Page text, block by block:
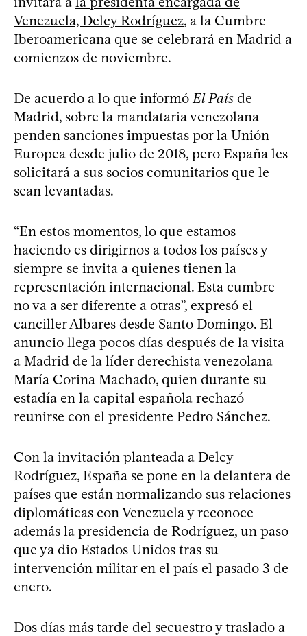
Venezuela, Delcy Rodríguez, a la Cumbre
Iberoamericana que se celebrará en Madrid a
comienzos de noviembre.
De acuerdo a lo que informó El País de
Madrid, sobre la mandataria venezolana
penden sanciones impuestas por la Unión
Europea desde julio de 2018, pero España les
solicitará a sus socios comunitarios que le
sean levantadas.
“En estos momentos, lo que estamos
haciendo es dirigirnos a todos los países y
siempre se invita a quienes tienen la
representación internacional. Esta cumbre
no va a ser diferente a otras”, expresó el
canciller Albares desde Santo Domingo. El
anuncio llega pocos días después de la visita
a Madrid de la líder derechista venezolana
María Corina Machado, quien durante su
estadía en la capital española rechazó
reunirse con el presidente Pedro Sánchez.
Con la invitación planteada a Delcy
Rodríguez, España se pone en la delantera de
países que están normalizando sus relaciones
diplomáticas con Venezuela y reconoce
además la presidencia de Rodríguez, un paso
que ya dio Estados Unidos tras su
intervención militar en el país el pasado 3 de
enero.
Dos días más tarde del secuestro y traslado a